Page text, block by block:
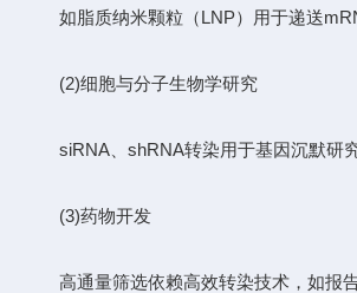
如脂质纳米颗粒（LNP）用于递送
(2)细胞与分子生物学研究
siRNA、shRNA转染用于基因沉默研
(3)药物开发
高通量筛选依赖高效转染技术，如报